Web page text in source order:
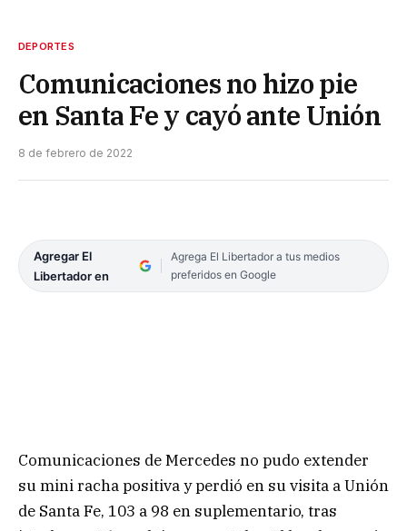
DEPORTES
Comunicaciones no hizo pie
en Santa Fe y cayó ante Unión
8 de febrero de 2022
Agregar El
Libertador en
Agrega El Libertador a tus medios
preferidos en Google
Comunicaciones de Mercedes no pudo extender
su mini racha positiva y perdió en su visita a Unión
de Santa Fe, 103 a 98 en suplementario, tras